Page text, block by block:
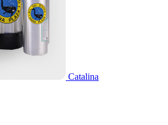
Catalina